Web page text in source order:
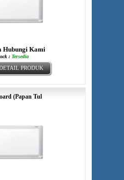
Hubungi Kami
: Tersedia
PRODUK
(Papan Tul